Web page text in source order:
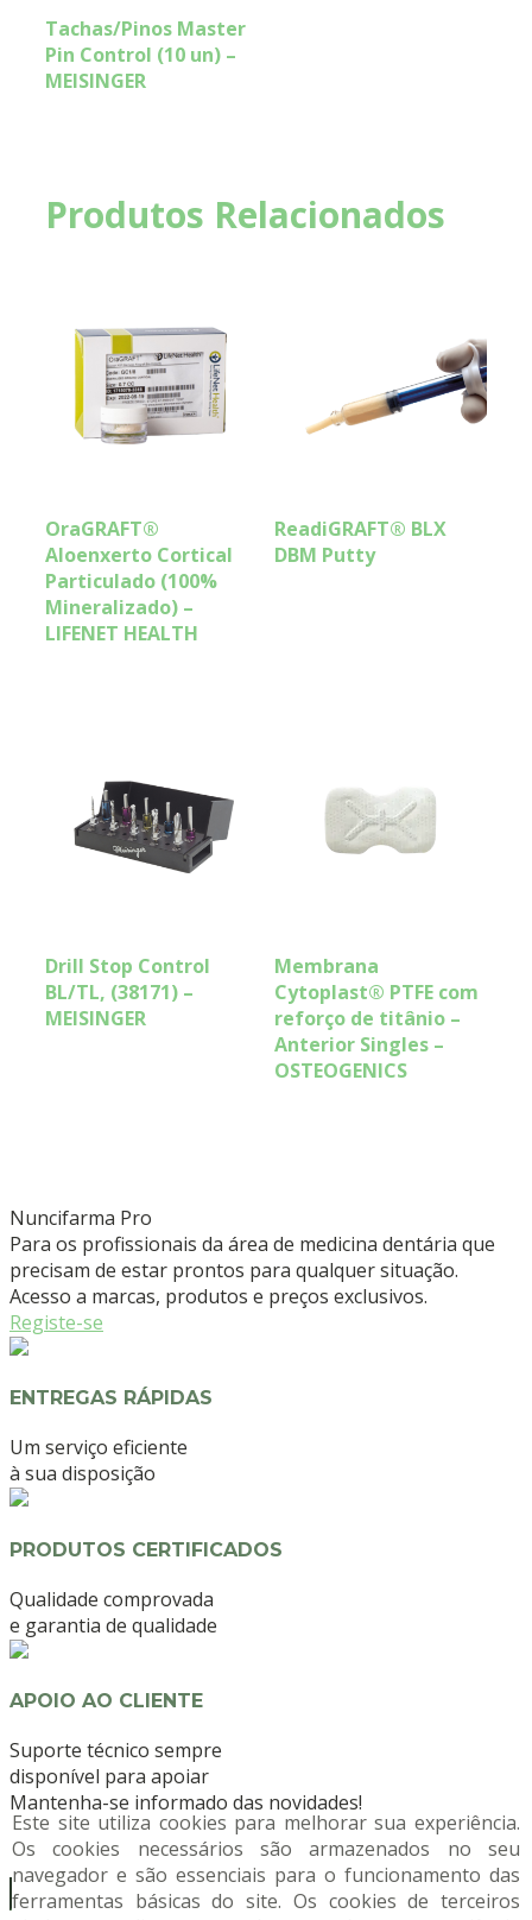
Tachas/Pinos Master
Pin Control (10 un) –
MEISINGER
Produtos Relacionados
OraGRAFT®
Aloenxerto Cortical
Particulado (100%
Mineralizado) –
LIFENET HEALTH
ReadiGRAFT® BLX
DBM Putty
Drill Stop Control
BL/TL, (38171) –
MEISINGER
Membrana
Cytoplast® PTFE com
reforço de titânio –
Anterior Singles –
OSTEOGENICS
Nuncifarma Pro
Para os profissionais da área de medicina dentária que
precisam de estar prontos para qualquer situação.
Acesso a marcas, produtos e preços exclusivos.
Registe-se
ENTREGAS RÁPIDAS
Um serviço eficiente
à sua disposição
PRODUTOS CERTIFICADOS
Qualidade comprovada
e garantia de qualidade
APOIO AO CLIENTE
Suporte técnico sempre
disponível para apoiar
Mantenha-se informado das novidades!
Este site utiliza cookies para melhorar sua experiência.
Os cookies necessários são armazenados no seu
navegador e são essenciais para o funcionamento das
ferramentas básicas do site. Os cookies de terceiros